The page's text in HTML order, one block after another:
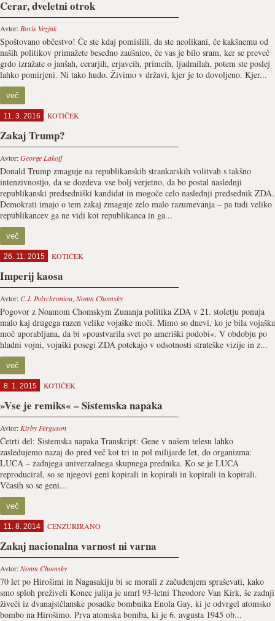
Cerar, dveletni otrok
Avtor: Boris Vezjak
Spoštovano občestvo! Če ste kdaj pomislili, da ste neolikani, če kakšnemu od
naših politikov primažete besedno zaušnico, če vas je bilo sram, ker se preveč
grdo izražate o janšah, cerarjih, erjavcih, primcih, ljudmilah, potem ste poslej
lahko pomirjeni. Ni tako hudo. Živimo v državi, kjer je to dovoljeno. Kjer...
več
11. 3. 2016 KOTIČEK
Zakaj Trump?
Avtor:George Lakoff
Donald Trump zmaguje na republikanskih strankarskih volitvah s takšno
intenzivnostjo, da se dozdeva vse bolj verjetno, da bo postal naslednji
republikanski predsedniški kandidat in mogoče celo naslednji predsednik ZDA.
Demokrati imajo o tem zakaj zmaguje zelo malo razumevanja – pa tudi veliko
republikancev ga ne vidi kot republikanca in ga...
več
26. 11. 2015 KOTIČEK
Imperij kaosa
Avtor:C.J. Polychroniou, Noam Chomsky
Pogovor z Noamom Chomskym Zunanja politika ZDA v 21. stoletju ponuja
malo kaj drugega razen velike vojaške moči. Mimo so dnevi, ko je bila vojaška
moč uporabljana, da bi »poustvarila svet po ameriški podobi«. V obdobju po
hladni vojni, vojaški posegi ZDA potekajo v odsotnosti strateške vizije in z...
več
8. 1. 2015 KOTIČEK
»Vse je remiks« – Sistemska napaka
Avtor: Kirby Ferguson
Četrti del: Sistemska napaka Transkript: Gene v našem telesu lahko
zasledujemo nazaj do pred več kot tri in pol milijarde let, do organizma:
LUCA – zadnjega univerzalnega skupnega prednika. Ko se je LUCA
reproduciral, so se njegovi geni kopirali in kopirali in kopirali in kopirali.
Včasih so se geni...
več
11. 8. 2014 CENZURIRANO
Zakaj nacionalna varnost ni varna
Avtor:Noam Chomsky
70 let po Hirošimi in Nagasakiju bi se morali z začudenjem spraševati, kako
smo sploh preživeli Konec julija je umrl 93-letni Theodore Van Kirk, še zadnji
živeči iz dvanajstčlanske posadke bombnika Enola Gay, ki je odvrgel atomsko
bombo na Hirošimo. Prva atomska bomba, ki je 6. avgusta 1945 ob...